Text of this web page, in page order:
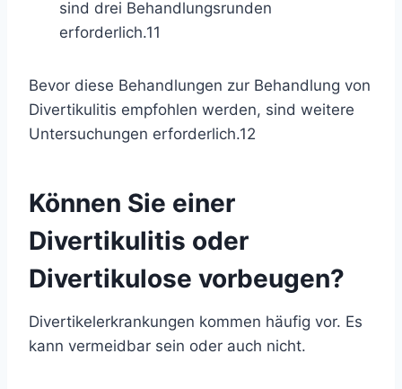
sind drei Behandlungsrunden
erforderlich.11
Bevor diese Behandlungen zur Behandlung von
Divertikulitis empfohlen werden, sind weitere
Untersuchungen erforderlich.12
Können Sie einer
Divertikulitis oder
Divertikulose vorbeugen?
Divertikelerkrankungen kommen häufig vor. Es
kann vermeidbar sein oder auch nicht.